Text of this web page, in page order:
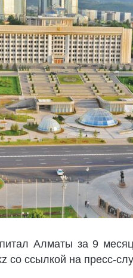
Алматы за 9
со ссылкой на пресс-